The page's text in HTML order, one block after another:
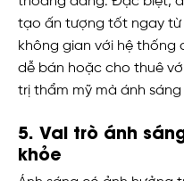
tạo ấn tượng tốt ngay từ
không gian với hệ thống
dễ bán hoặc cho thuê
trị thẩm mỹ mà ánh sáng
5. Vai trò ánh
khỏe